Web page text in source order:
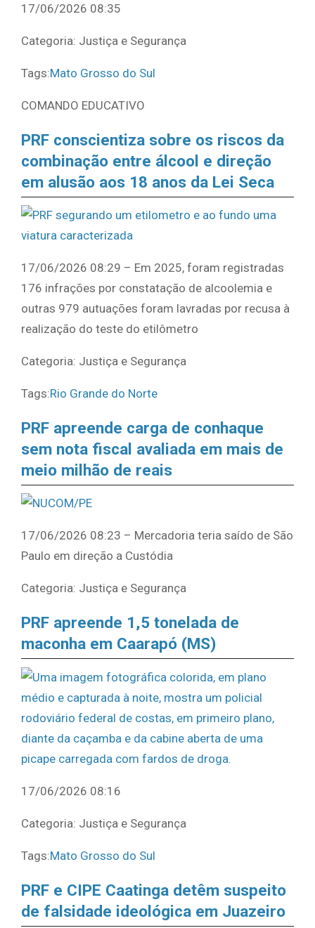
17/06/2026 08:35
Categoria: Justiça e Segurança
Tags:Mato Grosso do Sul
COMANDO EDUCATIVO
PRF conscientiza sobre os riscos da
combinação entre álcool e direção
em alusão aos 18 anos da Lei Seca
17/06/2026 08:29 – Em 2025, foram registradas
176 infrações por constatação de alcoolemia e
outras 979 autuações foram lavradas por recusa à
realização do teste do etilômetro
Categoria: Justiça e Segurança
Tags:Rio Grande do Norte
PRF apreende carga de conhaque
sem nota fiscal avaliada em mais de
meio milhão de reais
17/06/2026 08:23 – Mercadoria teria saído de São
Paulo em direção a Custódia
Categoria: Justiça e Segurança
PRF apreende 1,5 tonelada de
maconha em Caarapó (MS)
17/06/2026 08:16
Categoria: Justiça e Segurança
Tags:Mato Grosso do Sul
PRF e CIPE Caatinga detêm suspeito
de falsidade ideológica em Juazeiro